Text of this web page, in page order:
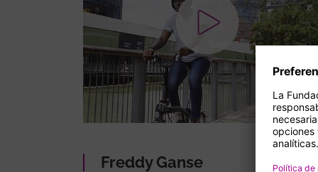
Freddy Ganse